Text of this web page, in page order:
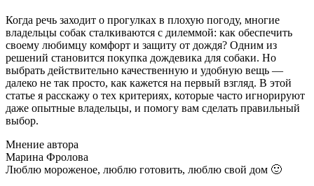
Когда речь заходит о прогулках в плохую погоду, многие
владельцы собак сталкиваются с дилеммой: как обеспечить
своему любимцу комфорт и защиту от дождя? Одним из
решений становится покупка дождевика для собаки. Но
выбрать действительно качественную и удобную вещь —
далеко не так просто, как кажется на первый взгляд. В этой
статье я расскажу о тех критериях, которые часто игнорируют
даже опытные владельцы, и помогу вам сделать правильный
выбор.
Мнение автора
Марина Фролова
Люблю мороженое, люблю готовить, люблю свой дом 🙂